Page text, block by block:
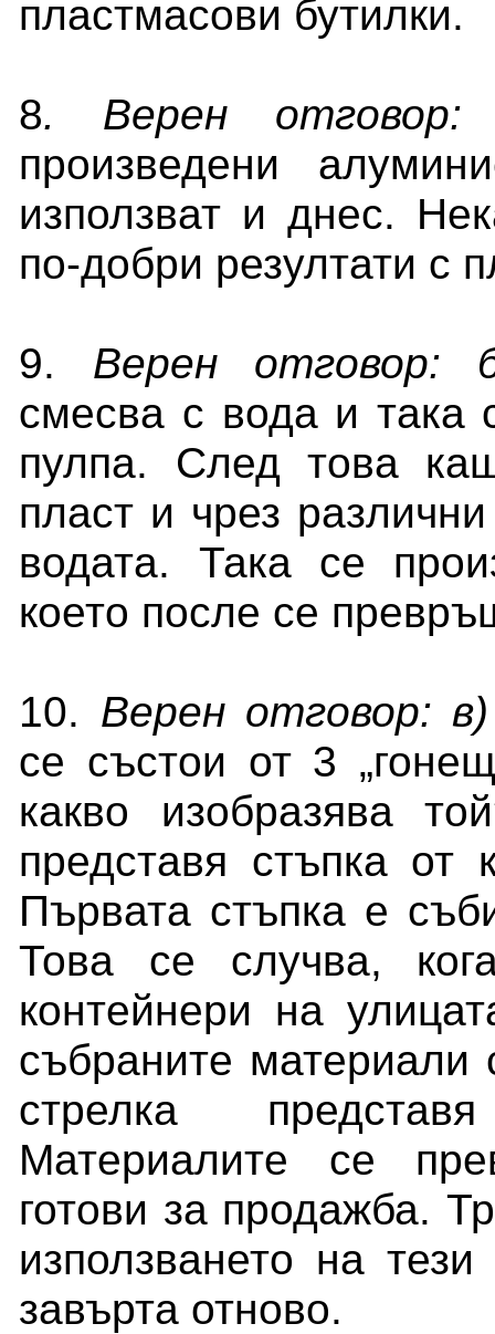
пластмасови бутилки.
8. Верен
произведени
използват и днес.
по-добри резултати с
9.
Верен
смесва с вода и така
пулпа. След това
пласт и чрез
водата. Така се
което после се
10. Верен отговор: в)
се състои от 3 „
какво изобразява
представя стъпка от
Първата стъпка е
Това се случва,
контейнери на
събраните материали
стрелка
Материалите се
готови за продажба.
използването на
завърта отново.